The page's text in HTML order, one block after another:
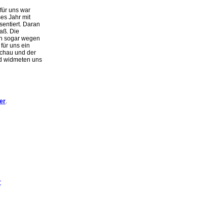
uns war
Jahr mit
Daran
Die
sogar wegen
uns ein
und der
widmeten uns
.